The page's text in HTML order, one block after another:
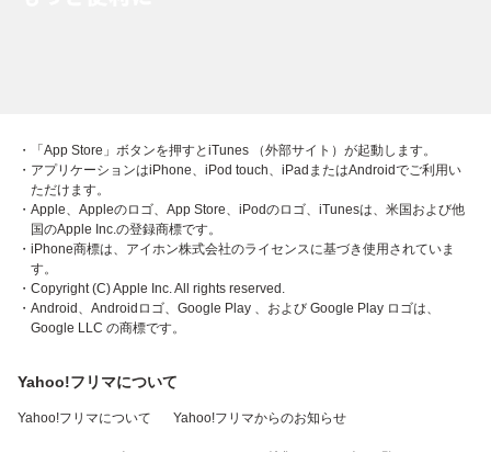
・「App Store」ボタンを押すとiTunes （外部サイト）が起動します。
・アプリケーションはiPhone、iPod touch、iPadまたはAndroidでご利用い
ただけます。
・Apple、Appleのロゴ、App Store、iPodのロゴ、iTunesは、米国および他
国のApple Inc.の登録商標です。
・iPhone商標は、アイホン株式会社のライセンスに基づき使用されていま
す。
・Copyright (C) Apple Inc. All rights reserved.
・Android、Androidロゴ、Google Play 、および Google Play ロゴは、
Google LLC の商標です。
Yahoo!フリマについて
Yahoo!フリマについて Yahoo!フリマからのお知らせ